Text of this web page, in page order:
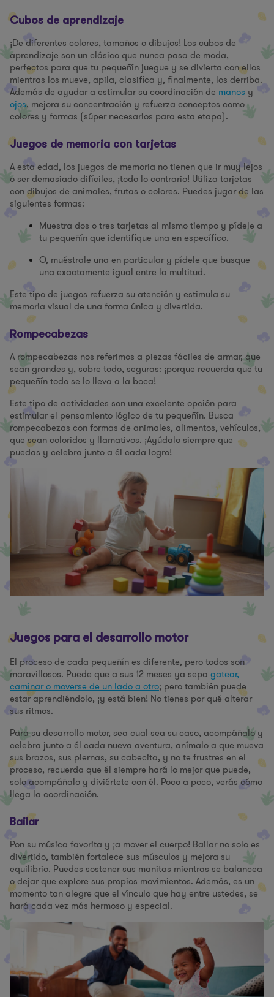
Cubos de aprendizaje
¡De diferentes colores, tamaños o dibujos! Los cubos de
aprendizaje son un clásico que nunca pasa de moda,
perfectos para que tu pequeñín juegue y se divierta con ellos
mientras los mueve, apila, clasifica y, finalmente, los derriba.
Además de ayudar a estimular su coordinación de manos y
ojos, mejora su concentración y refuerza conceptos como
colores y formas (súper necesarios para esta etapa).
Juegos de memoria con tarjetas
A esta edad, los juegos de memoria no tienen que ir muy lejos
o ser demasiado difíciles, ¡todo lo contrario! Utiliza tarjetas
con dibujos de animales, frutas o colores. Puedes jugar de las
siguientes formas:
Muestra dos o tres tarjetas al mismo tiempo y pídele a
tu pequeñín que identifique una en específico.
O, muéstrale una en particular y pídele que busque
una exactamente igual entre la multitud.
Este tipo de juegos refuerza su atención y estimula su
memoria visual de una forma única y divertida.
Rompecabezas
A rompecabezas nos referimos a piezas fáciles de armar, que
sean grandes y, sobre todo, seguras: ¡porque recuerda que tu
pequeñín todo se lo lleva a la boca!
Este tipo de actividades son una excelente opción para
estimular el pensamiento lógico de tu pequeñín. Busca
rompecabezas con formas de animales, alimentos, vehículos,
que sean coloridos y llamativos. ¡Ayúdalo siempre que
puedas y celebra junto a él cada logro!
Juegos para el desarrollo motor
El proceso de cada pequeñín es diferente, pero todos son
maravillosos. Puede que a sus 12 meses ya sepa gatear,
caminar o moverse de un lado a otro; pero también puede
estar aprendiéndolo, ¡y está bien! No tienes por qué alterar
sus ritmos.
Para su desarrollo motor, sea cual sea su caso, acompáñalo y
celebra junto a él cada nueva aventura, anímalo a que mueva
sus brazos, sus piernas, su cabecita, y no te frustres en el
proceso, recuerda que él siempre hará lo mejor que puede,
solo acompáñalo y diviértete con él. Poco a poco, verás cómo
llega la coordinación.
Bailar
Pon su música favorita y ¡a mover el cuerpo! Bailar no solo es
divertido, también fortalece sus músculos y mejora su
equilibrio. Puedes sostener sus manitas mientras se balancea
o dejar que explore sus propios movimientos. Además, es un
momento tan alegre que el vínculo que hay entre ustedes, se
hará cada vez más hermoso y especial.